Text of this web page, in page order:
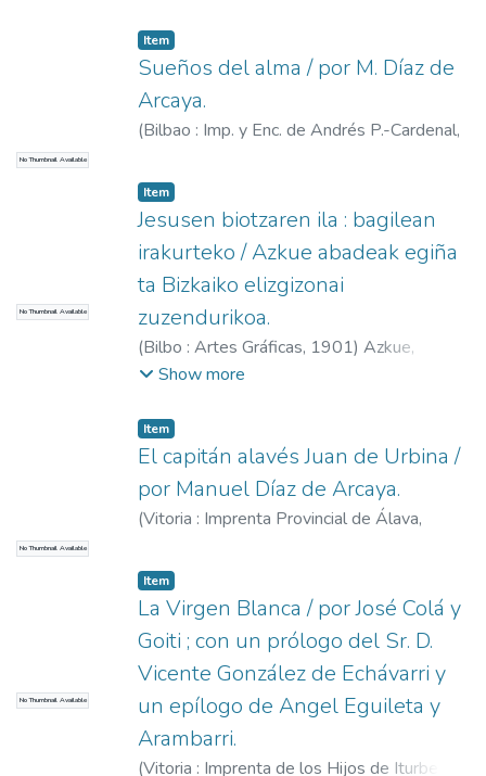
de (O.F.M.), 1773-1853
No Thumbnail Available
Item
Sueños del alma / por M. Díaz de
Arcaya.
(Bilbao : Imp. y Enc. de Andrés P.-Cardenal,
No Thumbnail Available
Item
Jesusen biotzaren ila : bagilean
irakurteko / Azkue abadeak egiña
ta Bizkaiko elizgizonai
zuzendurikoa.
(Bilbo : Artes Gráficas, 1901) Azkue,
Resurrección María de, 1864-1951
Show more
No Thumbnail Available
Item
El capitán alavés Juan de Urbina /
por Manuel Díaz de Arcaya.
(Vitoria : Imprenta Provincial de Álava,
No Thumbnail Available
Item
La Virgen Blanca / por José Colá y
Goiti ; con un prólogo del Sr. D.
Vicente González de Echávarri y
un epílogo de Angel Eguileta y
Arambarri.
(Vitoria : Imprenta de los Hijos de Iturbe,